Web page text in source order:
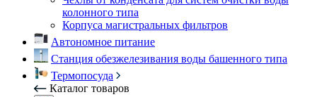
колонного типа
Корпуса магистральных фильтров
Автономное питание
Станция обезжелезивания воды башенного типа
Термопосуда
Каталог товаров